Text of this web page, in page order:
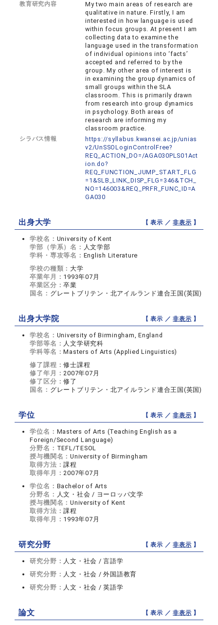
教育研究内容
My two main areas of research are
qualitative in nature. Firstly, I am
interested in how language is used
within focus groups. At present I am
collecting data to examine the
language used in the transformation
of individual opinions into ‘facts’
accepted and referred to by the
group. My other area of interest is
in examining the group dynamics of
small groups within the SLA
classroom. This is primarily drawn
from research into group dynamics
in psychology. Both areas of
research are informing my
classroom practice.
シラバス情報
https://syllabus.kwansei.ac.jp/unias
v2/UnSSOLoginControlFree?
REQ_ACTION_DO=/AGA030PLS01Act
ion.do?
REQ_FUNCTION_JUMP_START_FLG
=1&SLB_LINK_DISP_FLG=346&TCH_
NO=146003&REQ_PRFR_FUNC_ID=A
GA030
出身大学 【 表示 ／非表示 】
学校名： University of Kent
学部（学系）名： 人文学部
学科・専攻等名： English Literature
学校の種類： 大学
卒業年月： 1993年07月
卒業区分：卒業
国名： グレートブリテン・北アイルランド連合王国(英国)
出身大学院 【 表示 ／非表示 】
学校名： University of Birmingham, England
学部等名： 人文学研究科
学科等名：Masters of Arts (Applied Linguistics)
修了課程：修士課程
修了年月：2007年07月
修了区分：修了
国名： グレートブリテン・北アイルランド連合王国(英国)
学位 【 表示 ／非表示 】
学位名： Masters of Arts (Teaching English as a
Foreign/Second Language)
分野名： TEFL/TESOL
授与機関名：University of Birmingham
取得方法：課程
取得年月：2007年07月
学位名： Bachelor of Arts
分野名： 人文・社会 / ヨーロッパ文学
授与機関名：University of Kent
取得方法：課程
取得年月： 1993年07月
研究分野 【 表示 ／非表示 】
研究分野： 人文・社会 / 言語学
研究分野： 人文・社会 / 外国語教育
研究分野： 人文・社会 / 英語学
論文 【 表示 ／非表示 】